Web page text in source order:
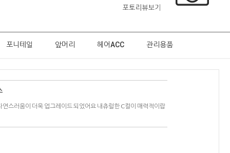
포니테일 앞머리 헤어ACC 관리용품
스러움이 더욱 업그레이드 되었어요 내츄럴한 C컬이 매력적이랍